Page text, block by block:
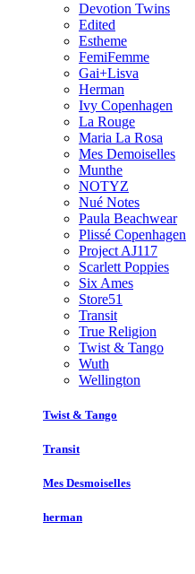
Devotion Twins
Edited
Estheme
FemiFemme
Gai+Lisva
Herman
Ivy Copenhagen
La Rouge
Maria La Rosa
Mes Demoiselles
Munthe
NOTYZ
Nué Notes
Paula Beachwear
Plissé Copenhagen
Project AJ117
Scarlett Poppies
Six Ames
Store51
Transit
True Religion
Twist & Tango
Wuth
Wellington
Twist & Tango
Transit
Mes Desmoiselles
herman